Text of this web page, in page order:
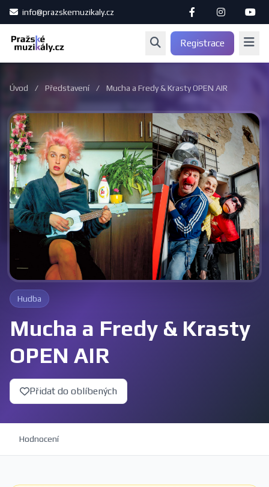
info@prazskemuzikaly.cz
Registrace
Úvod / Představení / Mucha a Fredy & Krasty OPEN AIR
Hudba
Mucha a Fredy & Krasty
OPEN AIR
Přidat do oblíbených
Hodnocení